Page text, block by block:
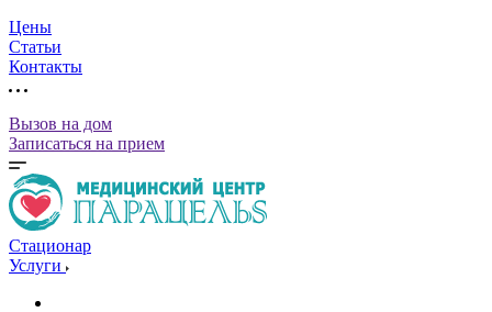
Цены
Статьи
Контакты
Вызов на дом
Записаться на прием
Стационар
Услуги